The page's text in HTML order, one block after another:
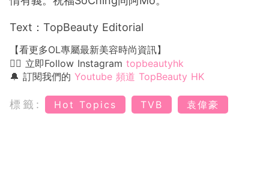
Text：TopBeauty Editorial
【看更多OL專屬最新美容時尚資訊】
👉🏻 立即Follow Instagram topbeautyhk
🔔 訂閱我們的 Youtube 頻道 TopBeauty HK
標籤: Hot Topics TVB 袁偉豪